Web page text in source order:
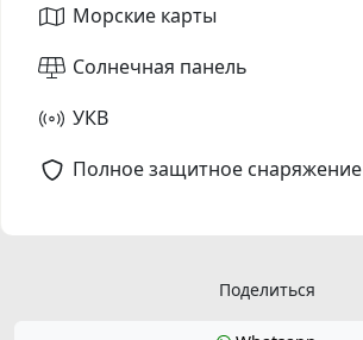
Морские карты
Солнечная панель
УКВ
Полное защитное снаряжение
Поделиться